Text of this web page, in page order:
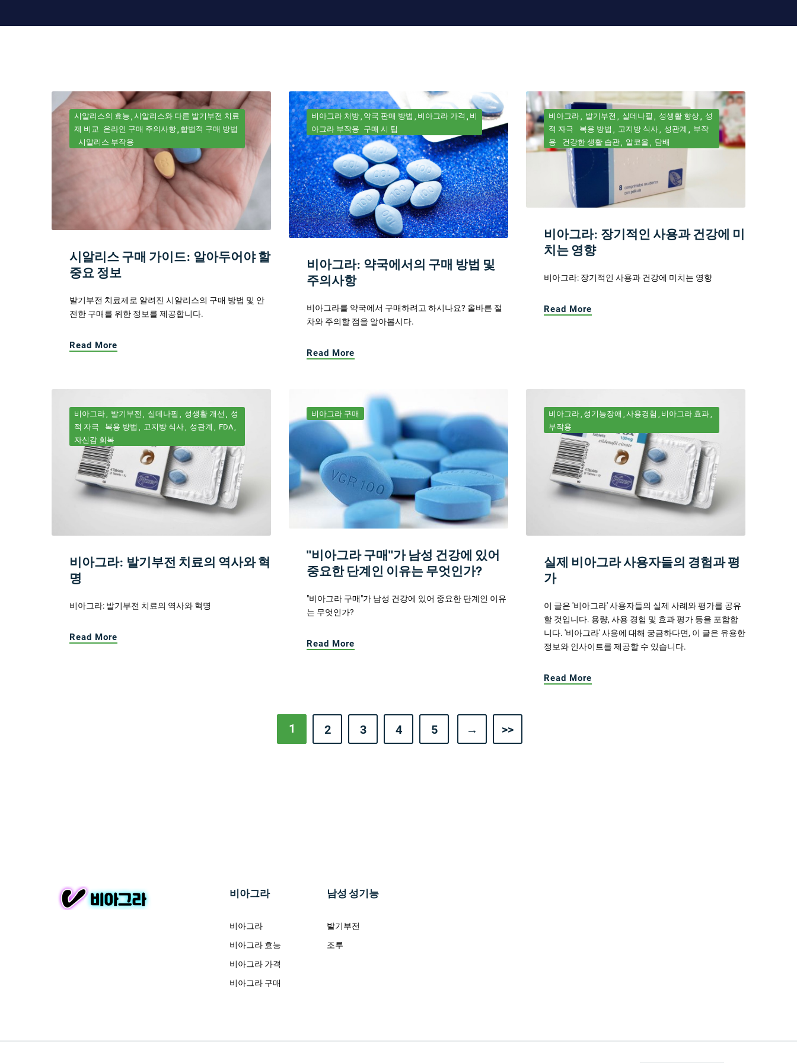
시알리스의 효능 시알리스와 다른 발기부전 치료
제 비교 온라인 구매 주의사항 합법적 구매 방법
시알리스 부작용
시알리스 구매 가이드: 알아두어야 할
중요 정보
발기부전 치료제로 알려진 시알리스의 구매 방법 및 안
전한 구매를 위한 정보를 제공합니다.
Read More
비아그라 처방 약국 판매 방법 비아그라 가격
비
아그라 부작용 구매 시 팁
비아그라: 약국에서의 구매 방법 및
주의사항
비아그라를 약국에서 구매하려고 하시나요? 올바른 절
차와 주의할 점을 알아봅시다.
Read More
비아그라 발기부전 실데나필 성생활 향상
성
적 자극
복용 방법 고지방 식사 성관계
부작
용
건강한 생활 습관 알코올 담배
비아그라: 장기적인 사용과 건강에 미
치는 영향
비아그라: 장기적인 사용과 건강에 미치는 영향
Read More
비아그라 발기부전 실데나필 성생활 개선
성
적 자극
복용 방법 고지방 식사 성관계
FDA
자신감 회복
비아그라: 발기부전 치료의 역사와 혁
명
비아그라: 발기부전 치료의 역사와 혁명
Read More
비아그라 구매
"비아그라 구매"가 남성 건강에 있어
중요한 단계인 이유는 무엇인가?
"비아그라 구매"가 남성 건강에 있어 중요한 단계인 이유
는 무엇인가?
Read More
비아그라 성기능장애 사용경험
비아그라 효과
부작용
실제 비아그라 사용자들의 경험과 평
가
이 글은 '비아그라' 사용자들의 실제 사례와 평가를 공유
할 것입니다. 용량, 사용 경험 및 효과 평가 등을 포함합
니다. '비아그라' 사용에 대해 궁금하다면, 이 글은 유용한
정보와 인사이트를 제공할 수 있습니다.
Read More
1 2 3 4 5 → >>
비아그라
비아그라
비아그라 효능
비아그라 가격
비아그라 구매
남성 성기능
발기부전
조루